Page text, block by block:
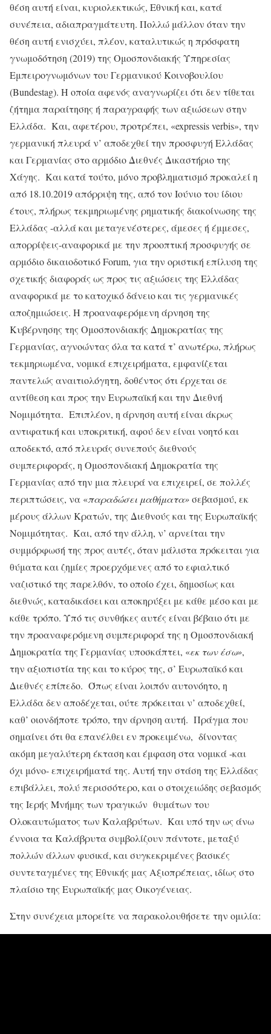
θέση αυτή είναι, κυριολεκτικώς, Εθνική και, κατά
συνέπεια, αδιαπραγμάτευτη. Πολλώ μάλλον όταν την
θέση αυτή ενισχύει, πλέον, καταλυτικώς η πρόσφατη
γνωμοδότηση (2019) της Ομοσπονδιακής Υπηρεσίας
Εμπειρογνωμόνων του Γερμανικού Κοινοβουλίου
(Bundestag). Η οποία αφενός αναγνωρίζει ότι δεν τίθεται
ζήτημα παραίτησης ή παραγραφής των αξιώσεων στην
Ελλάδα. Και, αφετέρου, προτρέπει, «expressis verbis», την
γερμανική πλευρά ν’ αποδεχθεί την προσφυγή Ελλάδας
και Γερμανίας στο αρμόδιο Διεθνές Δικαστήριο της
Χάγης. Και κατά τούτο, μόνο προβληματισμό προκαλεί η
από 18.10.2019 απόρριψη της, από τον Ιούνιο του ίδιου
έτους, πλήρως τεκμηριωμένης ρηματικής διακοίνωσης της
Ελλάδας -αλλά και μεταγενέστερες, άμεσες ή έμμεσες,
απορρίψεις-αναφορικά με την προοπτική προσφυγής σε
αρμόδιο δικαιοδοτικό Forum, για την οριστική επίλυση της
σχετικής διαφοράς ως προς τις αξιώσεις της Ελλάδας
αναφορικά με το κατοχικό δάνειο και τις γερμανικές
αποζημιώσεις. Η προαναφερόμενη άρνηση της
Κυβέρνησης της Ομοσπονδιακής Δημοκρατίας της
Γερμανίας, αγνοώντας όλα τα κατά τ’ ανωτέρω, πλήρως
τεκμηριωμένα, νομικά επιχειρήματα, εμφανίζεται
παντελώς αναιτιολόγητη, δοθέντος ότι έρχεται σε
αντίθεση και προς την Ευρωπαϊκή και την Διεθνή
Νομιμότητα. Επιπλέον, η άρνηση αυτή είναι άκρως
αντιφατική και υποκριτική, αφού δεν είναι νοητό και
αποδεκτό, από πλευράς συνεπούς διεθνούς
συμπεριφοράς, η Ομοσπονδιακή Δημοκρατία της
Γερμανίας από την μια πλευρά να επιχειρεί, σε πολλές
περιπτώσεις, να «παραδώσει μαθήματα»σεβασμού, εκ
μέρους άλλων Κρατών, της Διεθνούς και της Ευρωπαϊκής
Νομιμότητας. Και, από την άλλη, ν’ αρνείται την
συμμόρφωσή της προς αυτές, όταν μάλιστα πρόκειται για
θύματα και ζημίες προερχόμενες από το εφιαλτικό
ναζιστικό της παρελθόν, το οποίο έχει, δημοσίως και
διεθνώς, καταδικάσει και αποκηρύξει με κάθε μέσο και με
κάθε τρόπο. Υπό τις συνθήκες αυτές είναι βέβαιο ότι με
την προαναφερόμενη συμπεριφορά της η Ομοσπονδιακή
Δημοκρατία της Γερμανίας υποσκάπτει, «εκ των έσω»,
την αξιοπιστία της και το κύρος της, σ’ Ευρωπαϊκό και
Διεθνές επίπεδο. Όπως είναι λοιπόν αυτονόητο, η
Ελλάδα δεν αποδέχεται, ούτε πρόκειται ν’ αποδεχθεί,
καθ’ οιονδήποτε τρόπο, την άρνηση αυτή. Πράγμα που
σημαίνει ότι θα επανέλθει εν προκειμένω, δίνοντας
ακόμη μεγαλύτερη έκταση και έμφαση στα νομικά -και
όχι μόνο- επιχειρήματά της. Αυτή την στάση της Ελλάδας
επιβάλλει, πολύ περισσότερο, και ο στοιχειώδης σεβασμός
της Ιερής Μνήμης των τραγικών θυμάτων του
Ολοκαυτώματος των Καλαβρύτων. Και υπό την ως άνω
έννοια τα Καλάβρυτα συμβολίζουν πάντοτε, μεταξύ
πολλών άλλων φυσικά, και συγκεκριμένες βασικές
συντεταγμένες της Εθνικής μας Αξιοπρέπειας, ιδίως στο
πλαίσιο της Ευρωπαϊκής μας Οικογένειας.
Στην συνέχεια μπορείτε να παρακολουθήσετε την ομιλία: